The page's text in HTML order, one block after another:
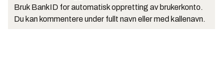
Bruk BankID for automatisk oppretting av brukerkonto.
Du kan kommentere under fullt navn eller med kallenavn.